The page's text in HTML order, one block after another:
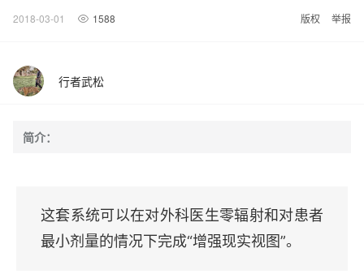
2018-03-01 1588 版权 举报
行者武松
简介：
这套系统可以在对外科医生零辐射和对患者
最小剂量的情况下完成“增强现实视图”。